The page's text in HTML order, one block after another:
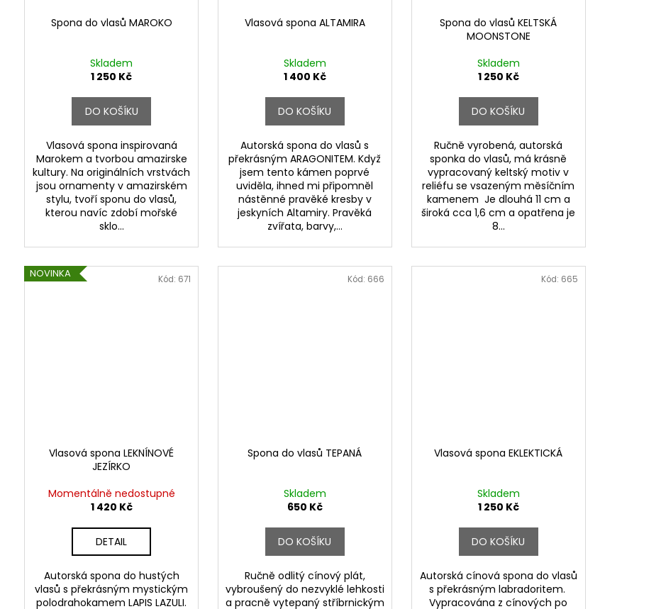
Spona do vlasů MAROKO
Skladem
1 250 Kč
DO KOŠÍKU
Vlasová spona inspirovaná
Marokem a tvorbou amazirske
kultury. Na originálních vrstvách
jsou ornamenty v amazirském
stylu, tvoří sponu do vlasů,
kterou navíc zdobí mořské
sklo...
Vlasová spona ALTAMIRA
Skladem
1 400 Kč
DO KOŠÍKU
Autorská spona do vlasů s
překrásným ARAGONITEM. Když
jsem tento kámen poprvé
uviděla, ihned mi připomněl
nástěnné pravěké kresby v
jeskyních Altamiry. Pravěká
zvířata, barvy,...
Spona do vlasů KELTSKÁ
MOONSTONE
Skladem
1 250 Kč
DO KOŠÍKU
Ručně vyrobená, autorská
sponka do vlasů, má krásně
vypracovaný keltský motiv v
reliéfu se vsazeným měsíčním
kamenem Je dlouhá 11 cm a
široká cca 1,6 cm a opatřena je
8...
NOVINKA
Vlasová spona LEKNÍNOVÉ
JEZÍRKO
Momentálně nedostupné
1 420 Kč
DETAIL
Autorská spona do hustých
vlasů s překrásným mystickým
polodrahokamem LAPIS LAZULI.
Kód: 671
Spona do vlasů TEPANÁ
Skladem
650 Kč
DO KOŠÍKU
Ručně odlitý cínový plát,
vybroušený do nezvyklé lehkosti
a pracně vytepaný stříbrnickým
Kód: 666
Vlasová spona EKLEKTICKÁ
Skladem
1 250 Kč
DO KOŠÍKU
Autorská cínová spona do vlasů
s překrásným labradoritem.
Vypracována z cínových po
Kód: 665